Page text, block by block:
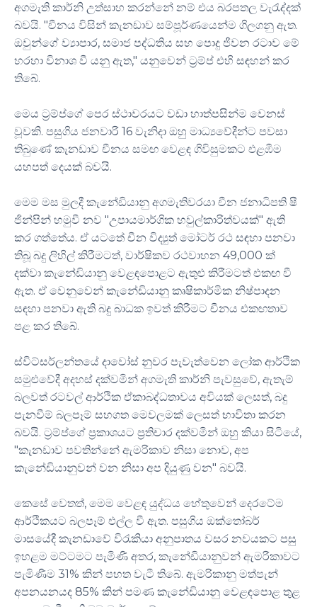
අගමැති කාර්නි උත්සාහ කරන්නේ නම් එය බරපතල වැරැද්දක්
බවයි. "චීනය විසින් කැනඩාව සම්පූර්ණයෙන්ම ගිලගනු ඇත.
ඔවුන්ගේ ව්‍යාපාර, සමාජ පද්ධතිය සහ පොදු ජීවන රටාව මේ
හරහා විනාශ වී යනු ඇත," යනුවෙන් ට්‍රම්ප් එහි සඳහන් කර
තිබේ.
මෙය ට්‍රම්ප්ගේ පෙර ස්ථාවරයට වඩා හාත්පසින්ම වෙනස්
වූවකි. පසුගිය ජනවාරි 16 වැනිදා ඔහු මාධ්‍යවේදීන්ට පවසා
තිබුණේ කැනඩාව චීනය සමඟ වෙළඳ ගිවිසුමකට එළඹීම
යහපත් දෙයක් බවයි.
මෙම මස මුලදී කැනේඩියානු අගමැතිවරයා චීන ජනාධිපති ෂී
ජින්පින් හමුවී නව "උපායමාර්ගික හවුල්කාරිත්වයක්" ඇති
කර ගත්තේය. ඒ යටතේ චීන විද්‍යුත් මෝටර් රථ සඳහා පනවා
තිබූ බදු ලිහිල් කිරීමටත්, වාර්ෂිකව රථවාහන 49,000 ක්
දක්වා කැනේඩියානු වෙළඳපොළට ඇතුළු කිරීමටත් එකඟ වී
ඇත. ඒ වෙනුවෙන් කැනේඩියානු කෘෂිකාර්මික නිෂ්පාදන
සඳහා පනවා ඇති බදු බාධක ඉවත් කිරීමට චීනය එකඟතාව
පළ කර තිබේ.
ස්විට්සර්ලන්තයේ දාවෝස් නුවර පැවැත්වෙන ලෝක ආර්ථික
සමුළුවේදී අදහස් දක්වමින් අගමැති කාර්නි පැවසුවේ, ඇතැම්
බලවත් රටවල් ආර්ථික ඒකාබද්ධතාවය අවියක් ලෙසත්, බදු
පැනවීම් බලපෑම් සහගත මෙවලමක් ලෙසත් භාවිතා කරන
බවයි. ට්‍රම්ප්ගේ ප්‍රකාශයට ප්‍රතිචාර දක්වමින් ඔහු කියා සිටියේ,
"කැනඩාව පවතින්නේ ඇමරිකාව නිසා නොව, අප
කැනේඩියානුවන් වන නිසා අප දියුණු වන" බවයි.
කෙසේ වෙතත්, මෙම වෙළඳ යුද්ධය හේතුවෙන් දෙරටේම
ආර්ථිකයට බලපෑම් එල්ල වී ඇත. පසුගිය ඔක්තෝබර්
මාසයේදී කැනඩාවේ විරැකියා අනුපාතය වසර නවයකට පසු
ඉහළම මට්ටමට පැමිණි අතර, කැනේඩියානුවන් ඇමරිකාවට
පැමිණීම 31% කින් පහත වැටී තිබේ. ඇමරිකානු මත්පැන්
අපනයනයද 85% කින් පමණ කැනේඩියානු වෙළඳපොළ තුළ